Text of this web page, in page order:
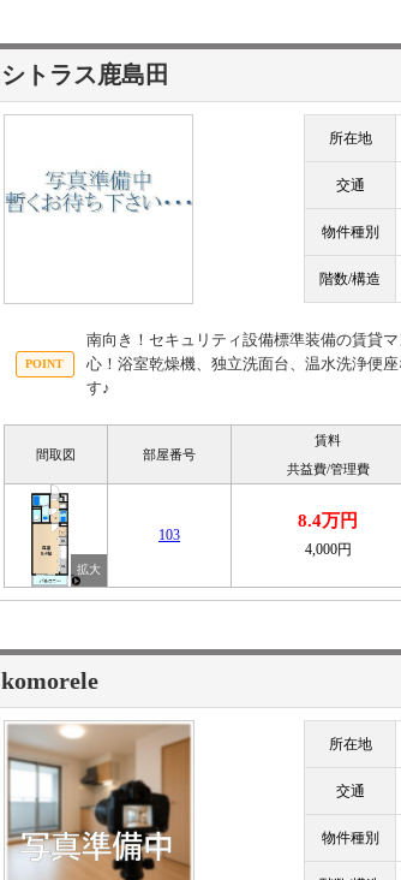
シトラス鹿島田
所在地
交通
物件種別
階数/構造
南向き！セキュリティ設備標準装備の賃貸
心！浴室乾燥機、独立洗面台、温水洗浄便
す♪
間取図 部屋番号
賃料
共益費/管理費
103
8.4万円
4,000円
komorele
所在地
交通
物件種別